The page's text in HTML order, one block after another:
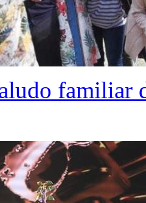
familiar